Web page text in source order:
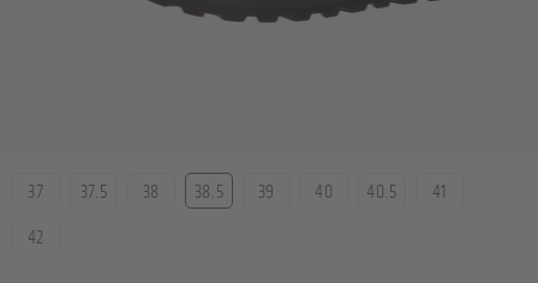
Größe
37 37.5 38 38.5 39 40 40.5
41
42